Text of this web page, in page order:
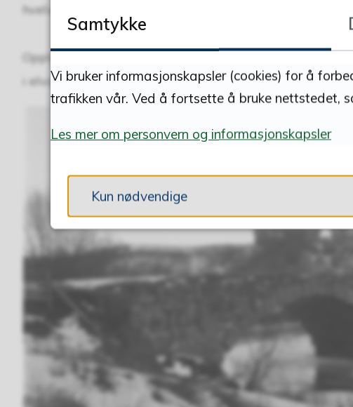
hvelvsbruer.
Opplysninger i Totens Bygdebok kan det tyde på at
i elva enn den gamle brua.
Samtykke
Vi bruker informasjonskapsler (cookies) for å
trafikken vår. Ved å fortsette å bruke nettstedet,
Les mer om personvern og informasjonskapsler
Kun nødvendige